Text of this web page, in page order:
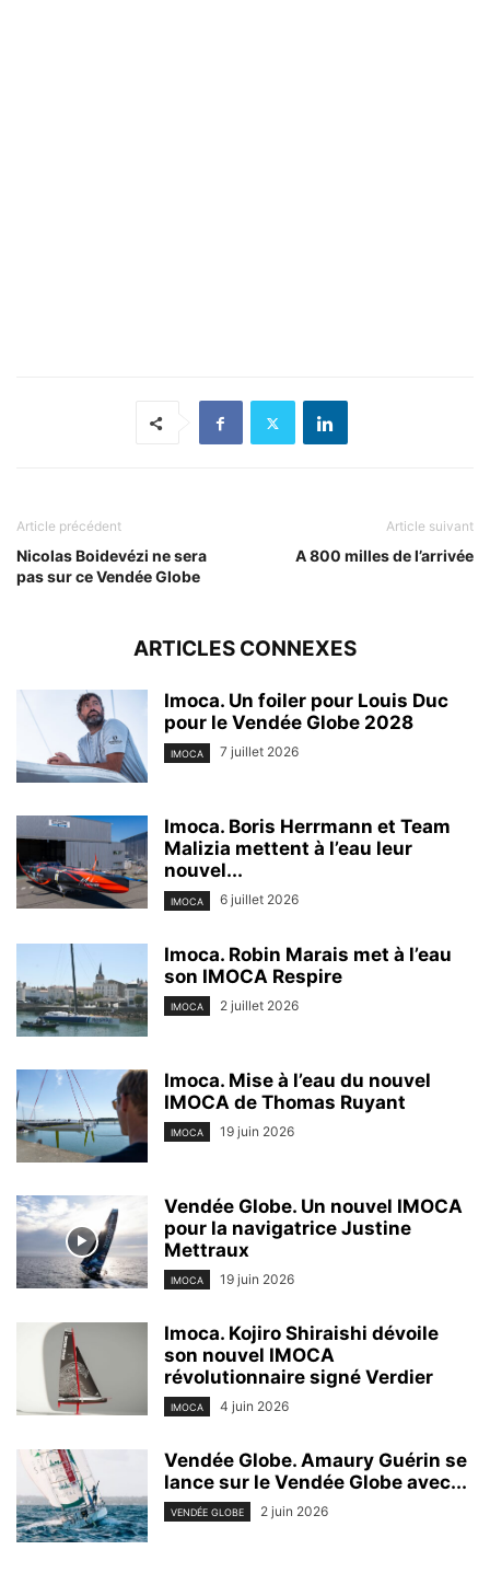
Article précédent
Nicolas Boidevézi ne sera
pas sur ce Vendée Globe
Article suivant
A 800 milles de l’arrivée
ARTICLES CONNEXES
Imoca. Un foiler pour Louis Duc
pour le Vendée Globe 2028
IMOCA 7 juillet 2026
Imoca. Boris Herrmann et Team
Malizia mettent à l’eau leur
nouvel...
IMOCA 6 juillet 2026
Imoca. Robin Marais met à l’eau
son IMOCA Respire
IMOCA 2 juillet 2026
Imoca. Mise à l’eau du nouvel
IMOCA de Thomas Ruyant
IMOCA 19 juin 2026
Vendée Globe. Un nouvel IMOCA
pour la navigatrice Justine
Mettraux
IMOCA 19 juin 2026
Imoca. Kojiro Shiraishi dévoile
son nouvel IMOCA
révolutionnaire signé Verdier
IMOCA 4 juin 2026
Vendée Globe. Amaury Guérin se
lance sur le Vendée Globe avec...
VENDÉE GLOBE 2 juin 2026